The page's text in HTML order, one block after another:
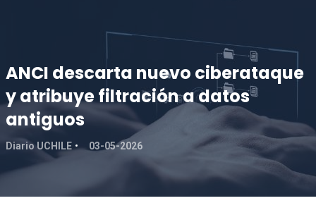
ANCI descarta nuevo ciberataque
y atribuye filtración a datos
antiguos
Diario UCHILE 03-05-2026